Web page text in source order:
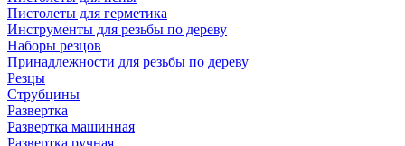
Пистолеты для герметика
Инструменты для резьбы по дереву
Наборы резцов
Принадлежности для резьбы по дереву
Резцы
Струбцины
Развертка
Развертка машинная
Развертка ручная